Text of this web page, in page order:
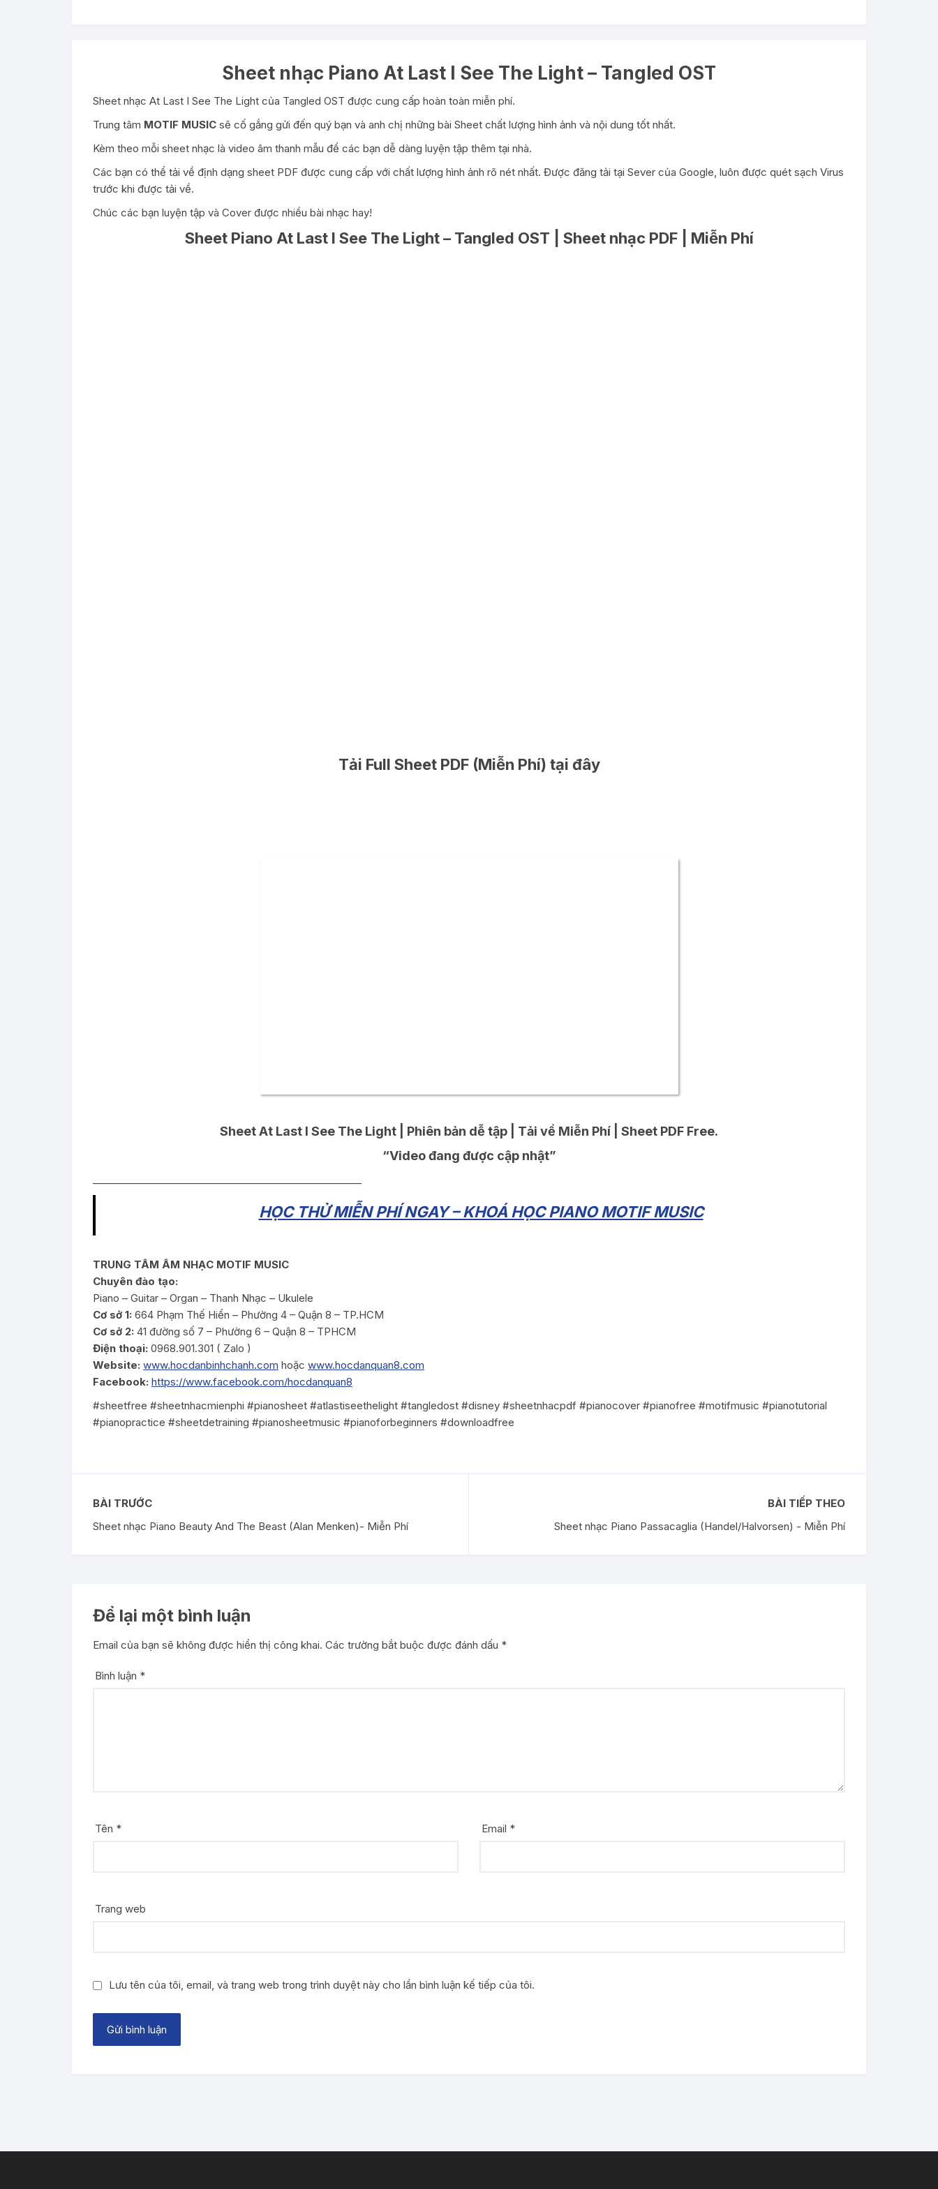
Sheet nhạc Piano At Last I See The Light – Tangled OST
Sheet nhạc At Last I See The Light của Tangled OST được cung cấp hoàn toàn miễn phí.
Trung tâm MOTIF MUSICsẽ cố gắng gửi đến quý bạn và anh chị những bài Sheet chất lượng hình ảnh và nội dung tốt nhất.
Kèm theo mỗi sheet nhạc là video âm thanh mẫu để các bạn dễ dàng luyện tập thêm tại nhà.
Các bạn có thể tải về định dạng sheet PDF được cung cấp với chất lượng hình ảnh rõ nét nhất. Được đăng tải tại Sever của Google, luôn được quét sạch Virus
trước khi được tải về.
Chúc các bạn luyện tập và Cover được nhiều bài nhạc hay!
Sheet Piano At Last I See The Light – Tangled OST | Sheet nhạc PDF | Miễn Phí
Tải Full Sheet PDF (Miễn Phí) tại đây
Sheet At Last I See The Light | Phiên bản dễ tập | Tải về Miễn Phí | Sheet PDF Free.
“Video đang được cập nhật”
HỌC THỬ MIỄN PHÍ NGAY – KHOÁ HỌC PIANO MOTIF MUSIC
TRUNG TÂM ÂM NHẠC MOTIF MUSIC
Chuyên đào tạo:
Piano – Guitar – Organ – Thanh Nhạc – Ukulele
Cơ sở 1: 664 Phạm Thế Hiển – Phường 4 – Quận 8 – TP.HCM
Cơ sở 2: 41 đường số 7 – Phường 6 – Quận 8 – TPHCM
Điện thoại: 0968.901.301 ( Zalo )
Website: www.hocdanbinhchanh.com hoặc www.hocdanquan8.com
Facebook: https://www.facebook.com/hocdanquan8
#sheetfree #sheetnhacmienphi #pianosheet #atlastiseethelight #tangledost #disney #sheetnhacpdf #pianocover #pianofree #motifmusic #pianotutorial
#pianopractice #sheetdetraining #pianosheetmusic #pianoforbeginners #downloadfree
BÀI TRƯỚC
Sheet nhạc Piano Beauty And The Beast (Alan Menken)- Miễn Phí
BÀI TIẾP THEO
Sheet nhạc Piano Passacaglia (Handel/Halvorsen) - Miễn Phí
Để lại một bình luận
Email của bạn sẽ không được hiển thị công khai. Các trường bắt buộc được đánh dấu *
Bình luận *
Tên * Email *
Trang web
Lưu tên của tôi, email, và trang web trong trình duyệt này cho lần bình luận kế tiếp của tôi.